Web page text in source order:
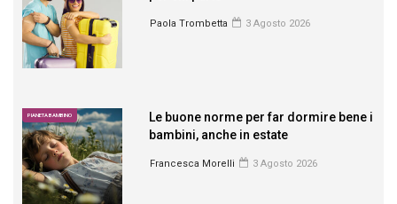
Paola Trombetta 3 Agosto 2026
PIANETA BAMBINO
Le buone norme per far dormire bene i
bambini, anche in estate
Francesca Morelli 3 Agosto 2026